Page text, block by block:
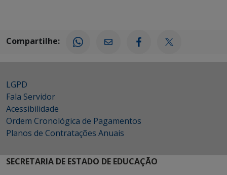
Compartilhe:
LGPD
Fala Servidor
Acessibilidade
Ordem Cronológica de Pagamentos
Planos de Contratações Anuais
SECRETARIA DE ESTADO DE EDUCAÇÃO